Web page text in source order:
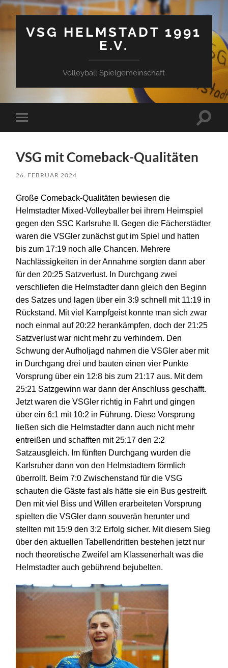
VSG HELMSTADT 1991
E.V.
Volleyball Spielgemeinschaft
Mobile-
Menü
VSG mit Comeback-Qualitäten
26. FEBRUAR 2024
Große Comeback-Qualitäten bewiesen die
Helmstadter Mixed-Volleyballer bei ihrem Heimspiel
gegen den SSC Karlsruhe II .Gegen die Fächerstädter
waren die VSGler zunächst gut im Spiel und hatten
bis zum 17:19 noch alle Chancen. Mehrere
Nachlässigkeiten inder Annahme sorgten dann aber
für den 20:25 Satzverlust. In Durchgang zwei
verschliefen die Helmstadter dann gleich den Beginn
des Satzes und lagen über ein 3:9 schnell mit 11:19 in
Rückstand. Mitviel Kampfgeist konnte man sich zwar
noch einmal auf 20:22 herankämpfen, doch der 21:25
Satzverlust war nicht mehr zu verhindern. Den
Schwung der Aufholjagd nahmen die VSGler aber mit
in Durchgang drei und bauten einen vier Punkte
Vorsprung über ein 12:8 bis zum 21:17 aus. Mit dem
25:21 Satzgewinn war dann der Anschluss geschafft.
Jetzt waren die VSGler richtig in Fahrt und gingen
über ein 6:1 mit 10:2 in Führung. Diese Vorsprung
ließen sich die Helmstadter dann auch nicht mehr
entreißen und schafften mit 25:17 den 2:2
Satzausgleich. Im fünften Durchgang wurden die
Karlsruher dann von den Helmstadtern förmlich
überrollt. Beim 7:0 Zwischenstand für die VSG
schauten die Gäste fast als hätte sie ein Bus gestreift.
Den mit viel Biss und Willen erarbeiteten Vorsprung
spielten die VSGler dann souverän herunter und
stellten mit 15:9 den 3:2 Erfolg sicher. Mit diesem Sieg
über den aktuellen Tabellendritten bestehen jetzt nur
noch theoretische Zweifel am Klassenerhalt was die
Helmstadter auch gebührend bejubelten.